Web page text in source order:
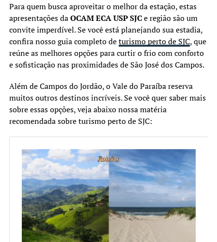
Para quem busca aproveitar o melhor da estação, estas
apresentações daOCAM ECA USP SJCe região são um
convite imperdível. Se você está planejando sua estadia,
confira nosso guia completo deturismo perto de SJC, que
reúne as melhores opções para curtir o frio com conforto
e sofisticação nas proximidades de São José dos Campos.
Além de Campos do Jordão, o Vale do Paraíba reserva
muitos outros destinos incríveis. Se você quer saber mais
sobre essas opções, veja abaixo nossa matéria
recomendada sobre turismo perto de SJC: